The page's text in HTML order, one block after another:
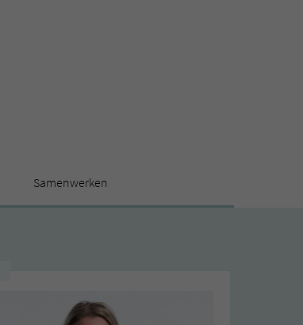
Samenwerken